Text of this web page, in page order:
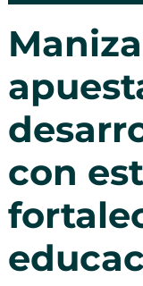
con